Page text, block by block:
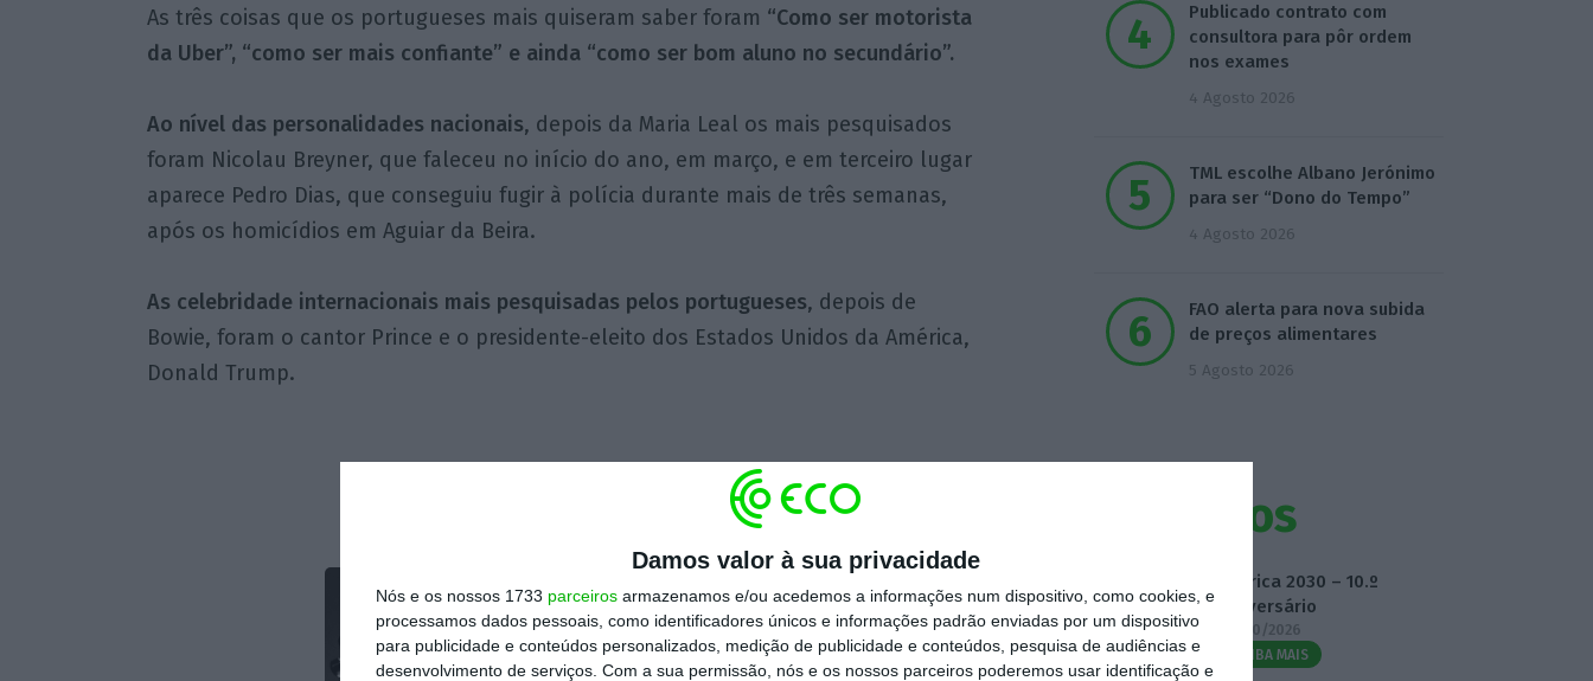
Damos valor à sua privacidade
Nós e os nossos 1733 parceiros armazenamos e/ou acedemos a informações num dispositivo, como cookies, e
processamos dados pessoais, como identificadores únicos e informações padrão enviadas por um dispositivo
para publicidade e conteúdos personalizados, medição de publicidade e conteúdos, pesquisa de audiências e
desenvolvimento de serviços. Com a sua permissão, nós e os nossos parceiros poderemos usar identificação e
As três coisas que os portugueses mais quiseram saber foram “Como ser motorista
da Uber”, “como ser mais confiante” e ainda “como ser bom aluno no secundário”.
Ao nível das personalidades nacionais, depois da Maria Leal os mais pesquisados
foram Nicolau Breyner, que faleceu no início do ano, em março, e em terceiro lugar
aparece Pedro Dias, que conseguiu fugir à polícia durante mais de três semanas,
após os homicídios em Aguiar da Beira.
As celebridade internacionais mais pesquisadas pelos portugueses, depois de
Bowie, foram o cantor Prince e o presidente-eleito dos Estados Unidos da América,
Donald Trump.
Publicado contrato com
consultora para pôr ordem
nos exames
4 Agosto 2026
TML escolhe Albano Jerónimo
para ser “Dono do Tempo”
4 Agosto 2026
FAO alerta para nova subida
de preços alimentares
5 Agosto 2026
Eventos
Fábrica 2030 – 10.º
Aniversário
14/10/2026
SAIBA MAIS